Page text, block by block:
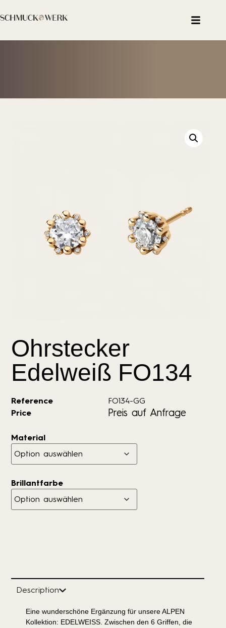
Ohrstecker
Edelweiß FO134
Reference
FO134-GG
Price
Preis auf Anfrage
Material
Brillantfarbe
Description
Eine wunderschöne Ergänzung für unsere ALPEN
Kollektion: EDELWEISS. Zwischen den 6 Griffen, die